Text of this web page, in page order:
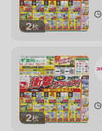
2枚
2枚